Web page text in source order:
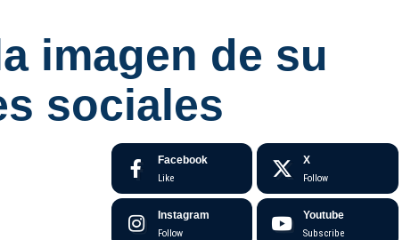
imagen de su
sociales
Facebook
Like
X
Follow
Instagram
Follow
Youtube
Subscribe